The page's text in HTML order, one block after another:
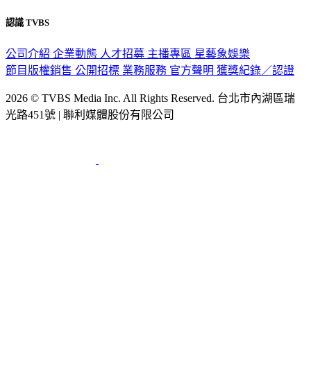
認識 TVBS
公司介紹 企業動態 人才招募 主播專區 星藝象娛樂
節目版權銷售 公開招標 業務服務 官方聲明 獲獎紀錄／認證
2026 © TVBS Media Inc. All Rights Reserved. 台北市內湖區瑞
光路451號 | 聯利媒體股份有限公司